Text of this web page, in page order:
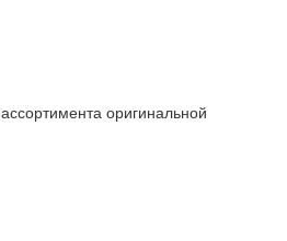
оригинальной